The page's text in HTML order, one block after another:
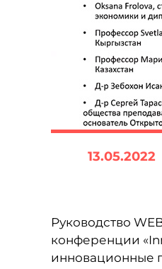
13.05.2022
Руководство
конференции
инновационные